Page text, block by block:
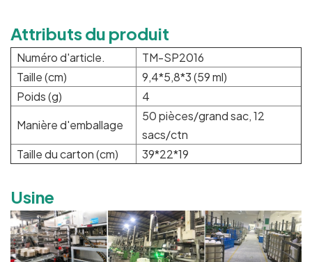
Attributs du produit
Numéro d'article.
TM-SP2016
Taille (cm)
9,4*5,8*3 (59 ml)
Poids (g)
4
Manière d'emballage
50 pièces/grand sac, 12
sacs/ctn
Taille du carton (cm)
39*22*19
Usine